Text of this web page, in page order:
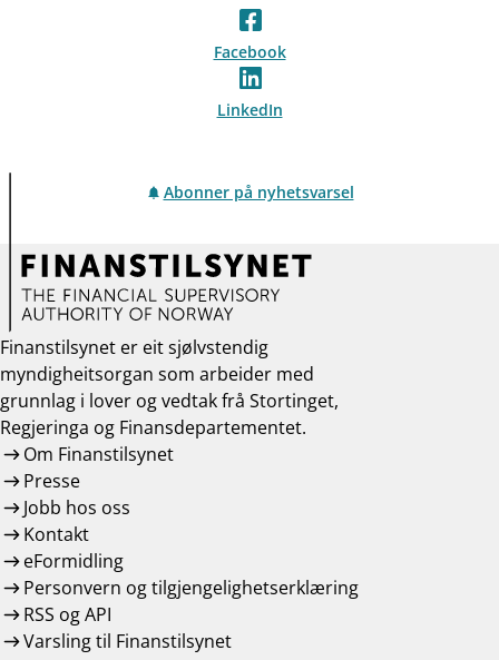
Facebook
LinkedIn
Abonner på nyhetsvarsel
Finanstilsynet er eit sjølvstendig
myndigheitsorgan som arbeider med
grunnlag i lover og vedtak frå Stortinget,
Regjeringa og Finansdepartementet.
Om Finanstilsynet
Presse
Jobb hos oss
Kontakt
eFormidling
Personvern og tilgjengelighetserklæring
RSS og API
Varsling til Finanstilsynet